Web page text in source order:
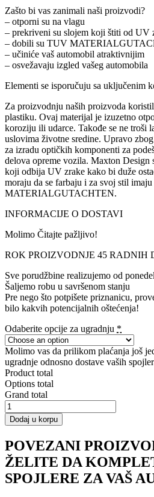
Zašto bi vas zanimali naši proizvodi?
– otporni su na vlagu
– prekriveni su slojem koji štiti od UV
– dobili su TUV
– učiniće vaš automobil atraktivnijim
– osvežavaju izgled vašeg automobila
Elementi se isporučuju sa uključenim
Za proizvodnju naših proizvoda
plastiku. Ovaj materijal je izuzetno
koroziju ili udarce. Takođe se ne troši
uslovima životne sredine. Upravo
za izradu optičkih komponenti za
delova opreme vozila. Maxton Design
koji odbija UV zrake kako bi duže
moraju da se farbaju i za svoj stil
MATERIALGUTACHTEN.
INFORMACIJE O DOSTAVI
Molimo Čitajte pažljivo!
ROK PROIZVODNJE 45 RADNIH
Sve porudžbine realizujemo od
Šaljemo robu u savršenom stanju
Pre nego što potpišete priznanicu,
bilo kakvih potencijalnih oštećenja!
Odaberite opcije za ugradnju *
Molimo vas da prilikom plaćanja još
ugradnje odnosno dostave vaših
Product total
Options total
Grand total
CENTRAL
REAR
SPLITTER
A7
S-
LINE
(FACELIFT)
Dodaj u korpu
POVEZANI
ŽELITE DA
SPOJLERE ZA VAŠ